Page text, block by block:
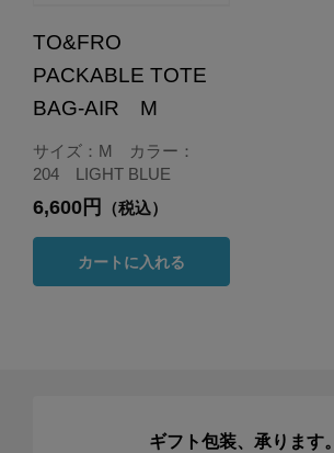
TO&FRO
PACKABLE TOTE
BAG-AIR M
サイズ：M カラー：
204 LIGHT BLUE
6,600円 （税込）
カートに入れる
ギフト包装、承ります。